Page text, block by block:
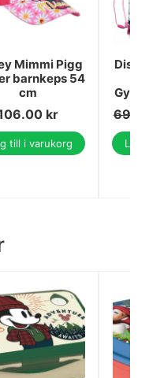
Mimmi Pigg
barnkeps 54
cm
kr
till i varukorg